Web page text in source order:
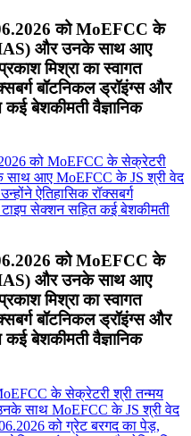
को MoEFCC के
और उनके साथ आए
मिश्रा का स्वागत
बॉटनिकल ड्रॉइंग्स और
बेशकीमती वैज्ञानिक
को MoEFCC के
और उनके साथ आए
मिश्रा का स्वागत
बॉटनिकल ड्रॉइंग्स और
बेशकीमती वैज्ञानिक